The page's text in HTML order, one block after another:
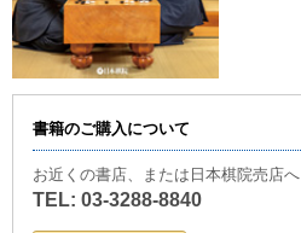
書籍のご購入について
お近くの書店、または日本棋院売店へ
TEL: 03-3288-8840